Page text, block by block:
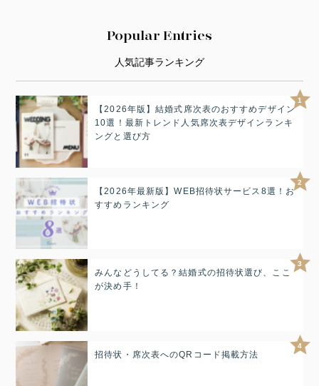
Popular Entries
人気記事ランキング
1
【2026年版】結婚式席次表のおすすめデザイン
10選！最新トレンド人気席次表デザインランキ
ングと選び方
2
【2026年最新版】WEB招待状サービス8選！お
すすめランキング
3
みんなどうしてる？結婚式の招待状選び、ここ
が決め手！
4
招待状・席次表へのQRコード掲載方法